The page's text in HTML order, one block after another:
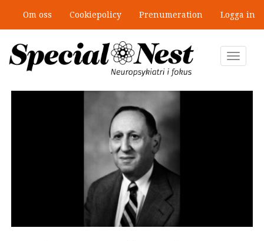
huvudinnehåll
Om oss Cookiepolicy Prenumeration Logga in
Toggle